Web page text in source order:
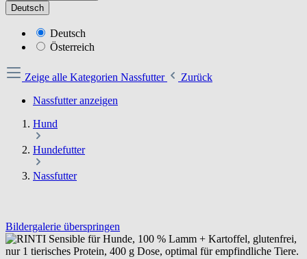
Deutsch
Deutsch
Österreich
Zeige alle Kategorien Nassfutter
Zurück
Nassfutter anzeigen
Hund
Hundefutter
Nassfutter
Bildergalerie überspringen